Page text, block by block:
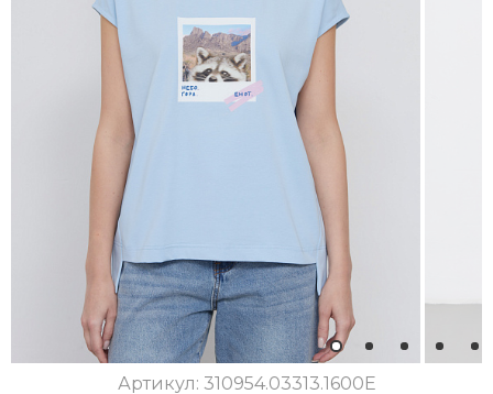
1
Артикул: 310954.03313.1600E